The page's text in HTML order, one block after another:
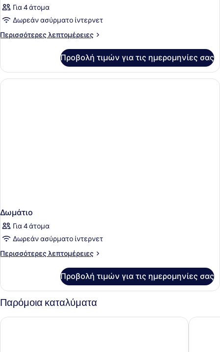
Για 4 άτομα
Δωρεάν ασύρματο ίντερνετ
Περισσότερες λεπτομέρειες
Περισσότερες
Προβολή τιμών για τις ημερομηνίες σας
Δωμάτιο
Για 4 άτομα
Δωρεάν ασύρματο ίντερνετ
Περισσότερες λεπτομέρειες
Περισσότερες
Προβολή τιμών για τις ημερομηνίες σας
Παρόμοια καταλύματα
Leonardo Plaza Cypria Maris Beach Hotel & Spa King